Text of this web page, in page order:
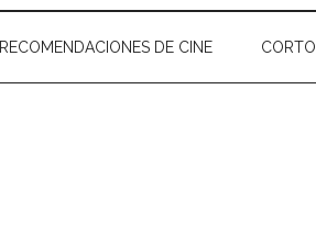
RECOMENDACIONES DE CINE